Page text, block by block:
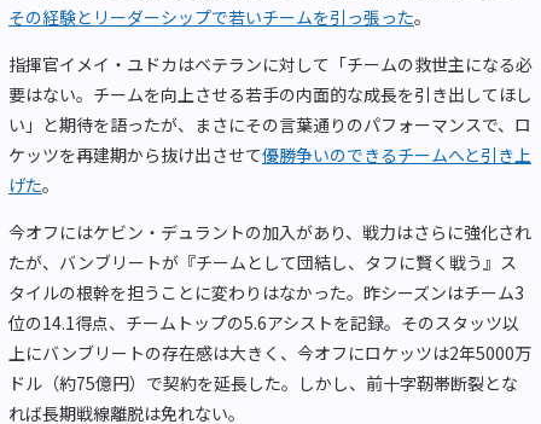
その経験とリーダーシップで若いチームを引っ張った。
指揮官イメイ・ユドカはベテランに対して「チームの救世主になる必
要はない。チームを向上させる若手の内面的な成長を引き出してほし
い」と期待を語ったが、まさにその言葉通りのパフォーマンスで、ロ
ケッツを再建期から抜け出させて優勝争いのできるチームへと引き上
げた。
今オフにはケビン・デュラントの加入があり、戦力はさらに強化され
たが、バンブリートが『チームとして団結し、タフに賢く戦う』ス
タイルの根幹を担うことに変わりはなかった。昨シーズンはチーム3
位の14.1得点、チームトップの5.6アシストを記録。そのスタッツ以
上にバンブリートの存在感は大きく、今オフにロケッツは2年5000万
ドル（約75億円）で契約を延長した。しかし、前十字靭帯断裂とな
れば長期戦線離脱は免れない。